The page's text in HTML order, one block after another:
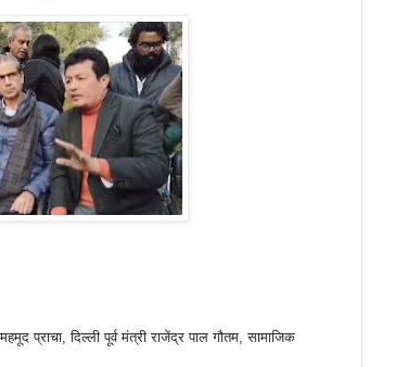
प्राचा, दिल्ली पूर्व मंत्री राजेंद्र पाल गौतम, सामाजिक